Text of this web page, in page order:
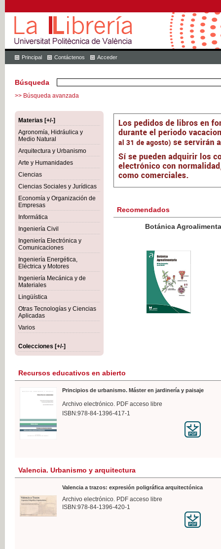
Principal Contáctenos Acceder
Búsqueda
>> Búsqueda avanzada
Materias [+/-]
Agronomía, Hidráulica y
Medio Natural
Arquitectura y Urbanismo
Arte y Humanidades
Ciencias
Ciencias Sociales y Jurídicas
Economía y Organización de
Empresas
Informática
Ingeniería Civil
Ingeniería Electrónica y
Comunicaciones
Ingeniería Energética,
Eléctrica y Motores
Ingeniería Mecánica y de
Materiales
Lingüística
Otras Tecnologías y Ciencias
Aplicadas
Varios
Colecciones [+/-]
Recomendados
Botánica Agroalimentaria
Recursos educativos en abierto
Principios de urbanismo. Máster en jardinería y paisaje
Archivo electrónico. PDF acceso libre
ISBN:978-84-1396-417-1
Valencia. Urbanismo y arquitectura
Valencia a trazos: expresión poligráfica arquitectónica
Archivo electrónico. PDF acceso libre
ISBN:978-84-1396-420-1